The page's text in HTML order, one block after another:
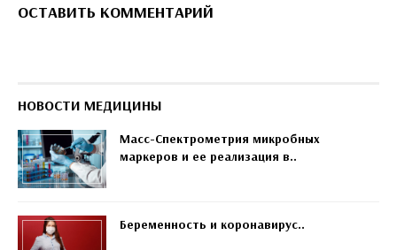
ОСТАВИТЬ КОММЕНТАРИЙ
НОВОСТИ МЕДИЦИНЫ
Масс-Спектрометрия микробных
маркеров и ее реализация в..
Беременность и коронавирус..